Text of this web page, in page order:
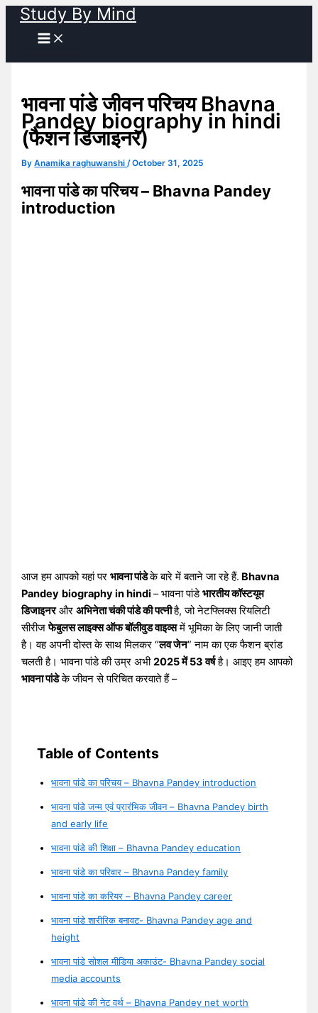
Skip
content
Study By Mind
भावना पांडे जीवन परिचय Bhavna
Pandey biography in hindi
(फैशन डिजाइनर)
ByAnamika raghuwanshi/October 31, 2025
भावना पांडे का परिचय – Bhavna Pandey
introduction
आज हम आपको यहां परभावना पांडेके बारे में बताने जा रहे हैं. Bhavna
Pandey biography in hindi– भावना पांडेभारतीय कॉस्टयूम
डिजाइनरऔरअभिनेता चंकी पांडे की पत्नीहै, जो नेटफ्लिक्स रियलिटी
सीरीजफेबुलस लाइक्स ऑफ बॉलीवुड वाइव्समें भूमिका के लिए जानी जाती
है। वह अपनी दोस्त के साथ मिलकर “लव जेन” नाम का एक फैशन ब्रांड
चलती है। भावना पांडे की उम्र अभी2025 में 53 वर्षहै। आइए हम आपको
भावना पांडेके जीवन से परिचित करवाते हैं –
Table of Contents
भावना पांडे का परिचय – Bhavna Pandey introduction
भावना पांडे जन्म एवं प्रारंभिक जीवन – Bhavna Pandey birth
and early life
भावना पांडे की शिक्षा – Bhavna Pandey education
भावना पांडे का परिवार – Bhavna Pandey family
भावना पांडे का करियर – Bhavna Pandey career
भावना पांडे शारीरिक बनावट- Bhavna Pandey age and
height
भावना पांडे सोशल मीडिया अकाउंट- Bhavna Pandey social
media accounts
भावना पांडे की नेट वर्थ – Bhavna Pandey net worth